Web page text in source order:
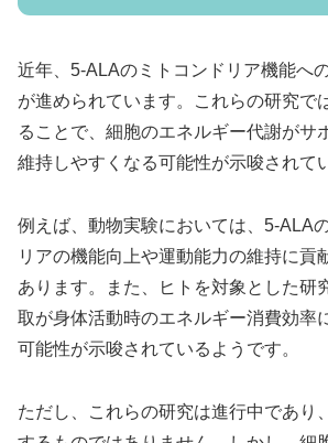
近年、5-ALAのミトコンドリア機能へ
が進められています。これらの研究で
ることで、細胞のエネルギー代謝がサ
維持しやすくなる可能性が示唆されて
例えば、動物実験においては、5-ALA
リアの機能向上や運動能力の維持に貢
あります。また、ヒトを対象とした研
取が身体活動時のエネルギー消費効率
可能性が示唆されているようです。
ただし、これらの研究は進行中であり